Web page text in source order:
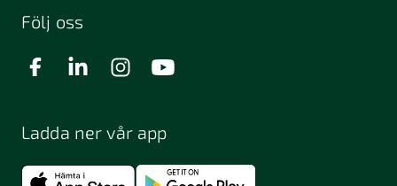
Följ oss
Ladda ner vår app